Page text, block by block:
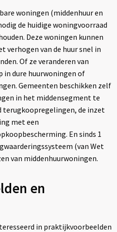
woningen (middenhuur en
de huidige woningvoorraad
Deze woningen kunnen
verhogen van de huur snel in
Of ze veranderen van
in dure huurwoningen of
Gemeenten beschikken zelf
in het middensegment te
terugkoopregelingen, de inzet
met een
En sinds 1
(van Wet
van middenhuurwoningen.
en
in praktijkvoorbeelden